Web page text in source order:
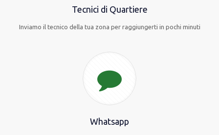
Tecnici di Quartiere
Inviamo il tecnico della tua zona per raggiungerti in pochi minuti
Whatsapp